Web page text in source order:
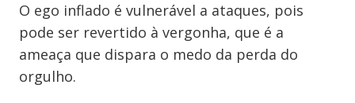
O ego inflado é vulnerável a ataques, pois
pode ser revertido à vergonha, que é a
ameaça que dispara o medo da perda do
orgulho.